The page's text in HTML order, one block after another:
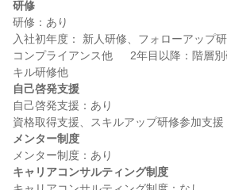
研修
研修：あり
入社初年度： 新人研修、フォローアップ
コンプライアンス他  　2年目以降：階層
自己啓発支援
自己啓発支援：あり
メンター制度
キャリアコンサルティング制度